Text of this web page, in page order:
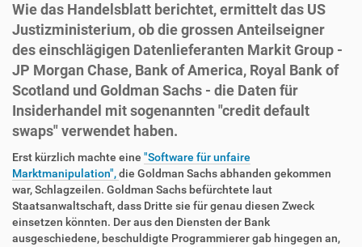
Wie das Handelsblatt berichtet, ermittelt das US
Justizministerium, ob die grossen Anteilseigner
des einschlägigen Datenlieferanten Markit Group -
JP Morgan Chase, Bank of America, Royal Bank of
Scotland und Goldman Sachs - die Daten für
Insiderhandel mit sogenannten "credit default
swaps" verwendet haben.
Erst kürzlich machte eine "Software für unfaire
Marktmanipulation",die Goldman Sachs abhanden gekommen
war, Schlagzeilen. Goldman Sachs befürchtete laut
Staatsanwaltschaft, dass Dritte sie für genau diesen Zweck
einsetzen könnten. Der aus den Diensten der Bank
ausgeschiedene, beschuldigte Programmierer gab hingegen an,